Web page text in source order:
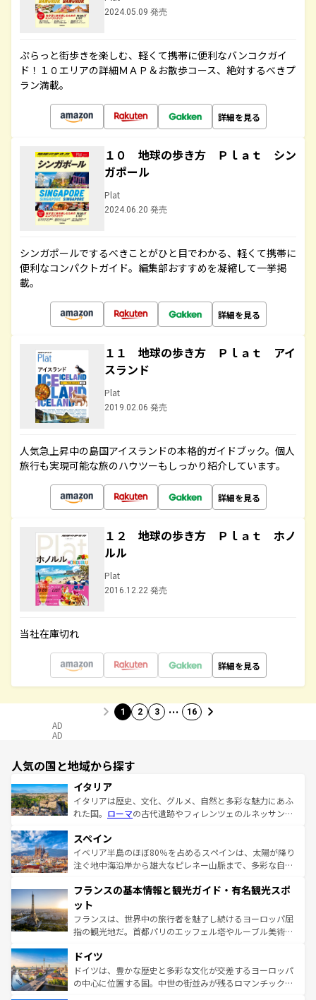
2024.05.09 発売
ぷらっと街歩きを楽しむ、軽くて携帯に便利なバンコクガイ
ド！１０エリアの詳細ＭＡＰ＆お散歩コース、絶対するべきプ
ラン満載。
詳細を見る
１０ 地球の歩き方 Ｐｌａｔ シン
ガポール
Plat
2024.06.20 発売
シンガポールでするべきことがひと目でわかる、軽くて携帯に
便利なコンパクトガイド。編集部おすすめを凝縮して一挙掲
載。
詳細を見る
１１ 地球の歩き方 Ｐｌａｔ アイ
スランド
Plat
2019.02.06 発売
人気急上昇中の島国アイスランドの本格的ガイドブック。個人
旅行も実現可能な旅のハウツーもしっかり紹介しています。
詳細を見る
１２ 地球の歩き方 Ｐｌａｔ ホノ
ルル
Plat
2016.12.22 発売
当社在庫切れ
詳細を見る
1 2 3 … 16
AD
AD
人気の国と地域から探す
イタリア
イタリアは歴史、文化、グルメ、自然と多彩な魅力にあふ
れた国。 ローマの古代遺跡やフィレンツェのルネッサンス
ろん、トスカーナの美しい田園風景やアマルフィ海岸の絶
景など、自然景観も見逃せない。観光の合間には、本場の
ピザやパスタなど、絶品のイタリア料理を堪能することも
ませてくれるイタリアで、忘れられない旅をしてみよう！
なお、新着のイタリア情報は
しい。
スペイン
イベリア半島のほぼ80％を占めるスペインは、太陽が降り
注ぐ地中海沿岸から雄大なピレネー山脈まで、多彩な自然
文化が根付くこの国では、情熱的なフラメンコ、熱気あふ
れる闘牛、そして美味しいタパスが生活の一部となってい
る。首都マドリードの洗練された雰囲気や、バルセロナの
アートに溢れた街角から、地方では古代ローマ遺跡や中世
せる。地方によって風土や気候が異なるスペインはその個
性で訪れる人を魅了する。 なお、新着のスペイン情報は コ
ンテンツ一覧を参照してほしい。
フランスの基本情報と観光ガイド・有名観光スポ
ット
フランスは、世界中の旅行者を魅了し続けるヨーロッパ屈
指の観光地だ。首都パリのエッフェル塔やルーブル美術館
で、幅広い魅力が詰まっている。華麗な宮殿、歴史的な大
聖堂、美しいビーチ、そして豊かな自然が、訪れる者を心
から魅了する。また、フランスは美食の国としても知ら
ドイツ
ドイツは、豊かな歴史と多彩な文化が交差するヨーロッパ
の中心に位置する国。中世の街並みが残るロマンチック街